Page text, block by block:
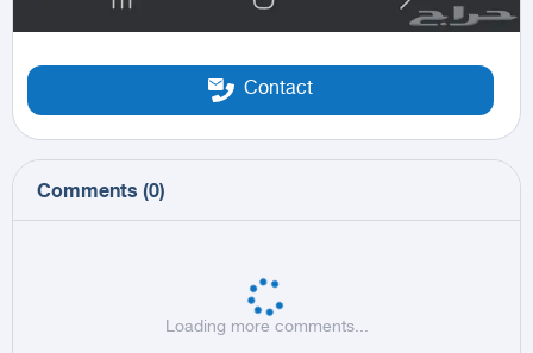
Contact
Comments (0)
Loading more comments...